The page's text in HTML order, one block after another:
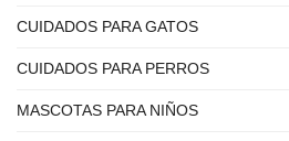
CUIDADOS PARA GATOS
CUIDADOS PARA PERROS
MASCOTAS PARA NIÑOS